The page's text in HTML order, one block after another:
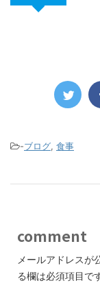
-ブログ, 食事
comment
メールアドレスが
る欄は必須項目で